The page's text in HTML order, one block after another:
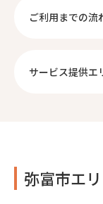
ご利用までの流
サービス提供エ
弥富市エ